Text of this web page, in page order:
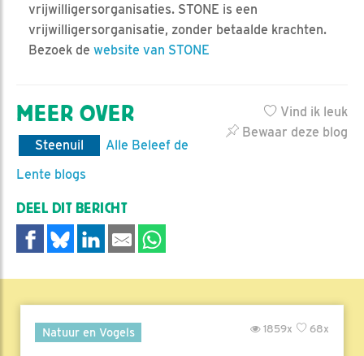
vrijwilligersorganisaties. STONE is een
vrijwilligersorganisatie, zonder betaalde krachten.
Bezoek de website van STONE
Vind ik leuk
Bewaar deze blog
MEER OVER
Steenuil
Alle Beleef de
Lente blogs
DEEL DIT BERICHT
Natuur en Vogels 68x
1859x